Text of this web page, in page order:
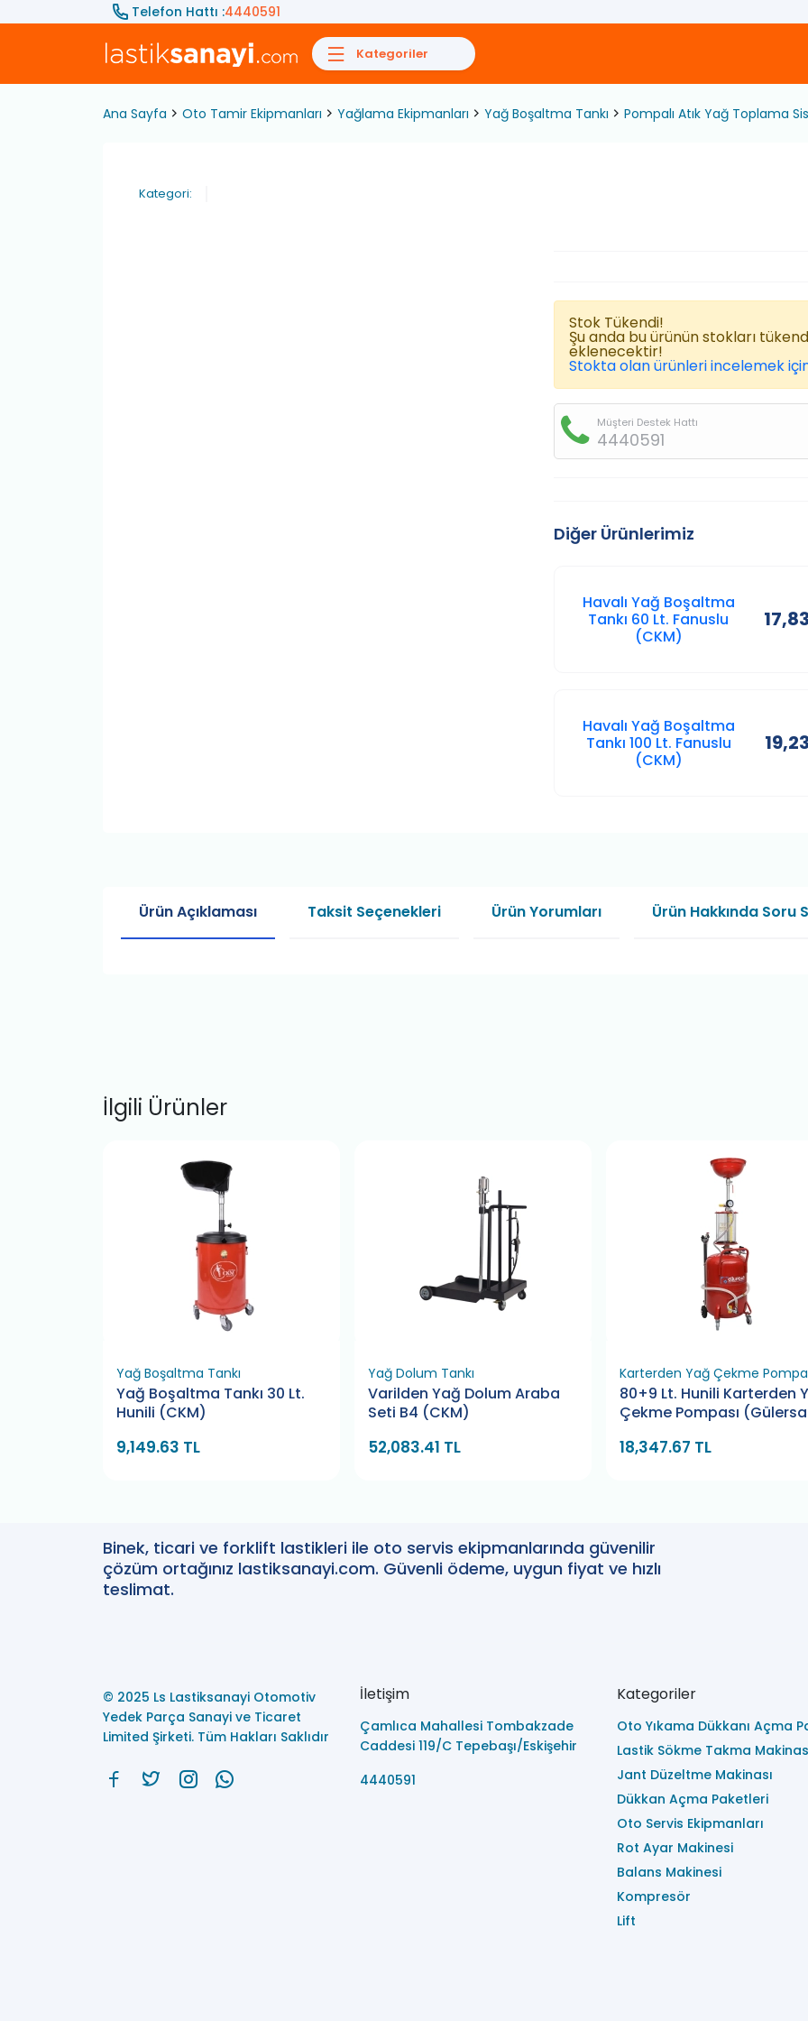
Telefon Hattı :4440591
Kategoriler
Ana Sayfa Oto Tamir Ekipmanları Yağlama Ekipmanları Yağ Boşaltma Tankı Pompalı Atık Yağ Toplama
Kategori:
Stok Tükendi!
Şu anda bu ürünün stokları
eklenecektir!
Stokta olan ürünleri incelemek
Müşteri Destek Hattı
4440591
Diğer Ürünlerimiz
Havalı Yağ Boşaltma
Tankı 60 Lt. Fanuslu
(CKM)
Havalı Yağ Boşaltma
Tankı 100 Lt. Fanuslu
(CKM)
Ürün Açıklaması Taksit Seçenekleri Ürün Yorumları Ürün Hakkında Soru
İlgili Ürünler
Yağ Boşaltma Tankı
Yağ Boşaltma Tankı 30 Lt.
Hunili (CKM)
9,149.63 TL
Yağ Dolum Tankı
Varilden Yağ Dolum Araba
Seti B4 (CKM)
52,083.41 TL
Karterden Yağ Çekme
80+9 Lt. Hunili Karterden
Çekme Pompası
18,347.67 TL
Binek, ticari ve forklift lastikleri ile oto servis ekipmanlarında güvenilir
çözüm ortağınız lastiksanayi.com. Güvenli ödeme, uygun fiyat ve hızlı
teslimat.
© 2025 Ls Lastiksanayi Otomotiv
Yedek Parça Sanayi ve Ticaret
Limited Şirketi. Tüm Hakları Saklıdır
İletişim
Çamlıca Mahallesi Tombakzade
Caddesi 119/C Tepebaşı/Eskişehir
4440591
Kategoriler
Oto Yıkama Dükkanı Açma
Lastik Sökme Takma
Jant Düzeltme Makinası
Dükkan Açma Paketleri
Oto Servis Ekipmanları
Rot Ayar Makinesi
Balans Makinesi
Kompresör
Lift